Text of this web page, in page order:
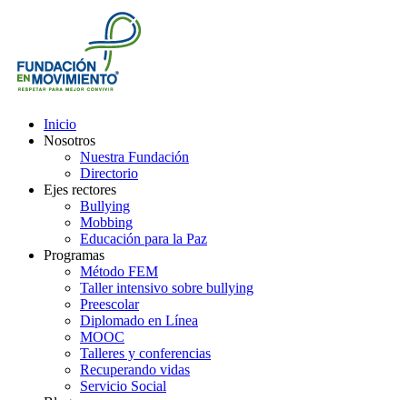
Inicio
Nosotros
Nuestra Fundación
Directorio
Ejes rectores
Bullying
Mobbing
Educación para la Paz
Programas
Método FEM
Taller intensivo sobre bullying
Preescolar
Diplomado en Línea
MOOC
Talleres y conferencias
Recuperando vidas
Servicio Social